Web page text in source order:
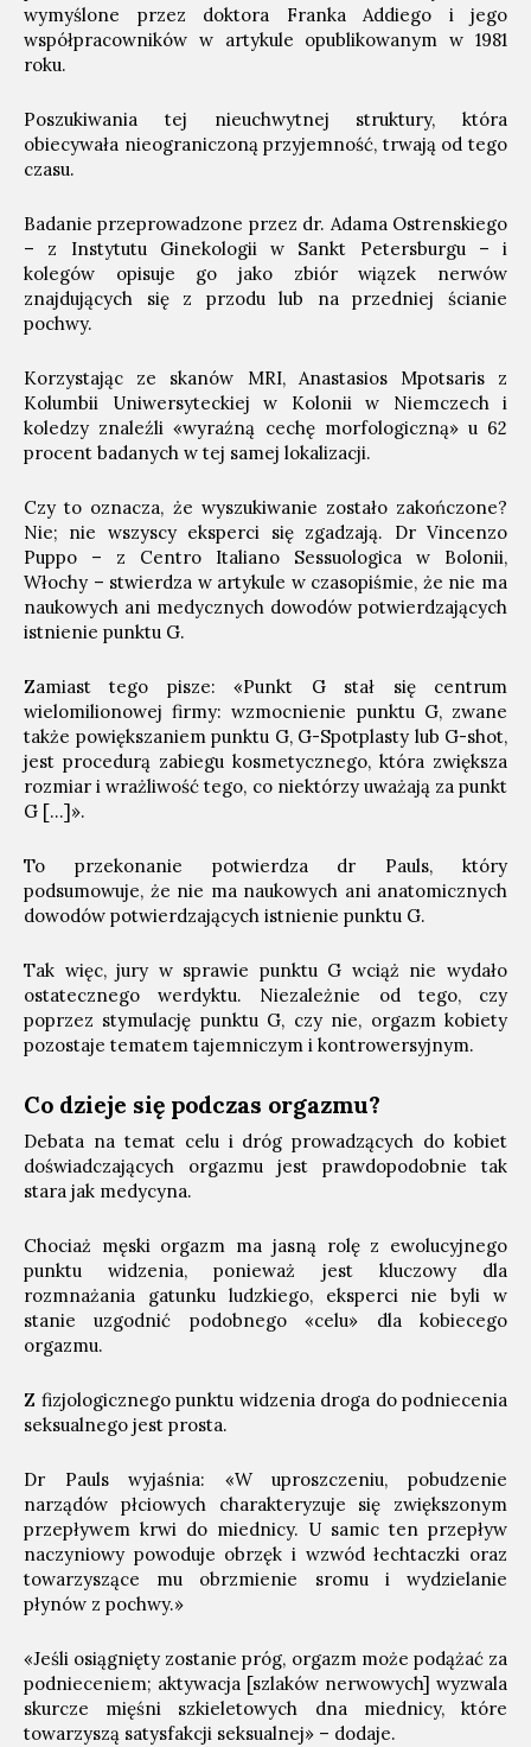
wymyślone przez doktora Franka Addiego i jego
współpracowników w artykule opublikowanym w 1981
roku.
Poszukiwania tej nieuchwytnej struktury, która
obiecywała nieograniczoną przyjemność, trwają od tego
czasu.
Badanie przeprowadzone przez dr. Adama Ostrenskiego
– z Instytutu Ginekologii w Sankt Petersburgu – i
kolegów opisuje go jako zbiór wiązek nerwów
znajdujących się z przodu lub na przedniej ścianie
pochwy.
Korzystając ze skanów MRI, Anastasios Mpotsaris z
Kolumbii Uniwersyteckiej w Kolonii w Niemczech i
koledzy znaleźli «wyraźną cechę morfologiczną» u 62
procent badanych w tej samej lokalizacji.
Czy to oznacza, że ​​wyszukiwanie zostało zakończone?
Nie; nie wszyscy eksperci się zgadzają. Dr Vincenzo
Puppo – z Centro Italiano Sessuologica w Bolonii,
Włochy – stwierdza w artykule w czasopiśmie, że nie ma
naukowych ani medycznych dowodów potwierdzających
istnienie punktu G.
Zamiast tego pisze: «Punkt G stał się centrum
wielomilionowej firmy: wzmocnienie punktu G, zwane
także powiększaniem punktu G, G-Spotplasty lub G-shot,
jest procedurą zabiegu kosmetycznego, która zwiększa
rozmiar i wrażliwość tego, co niektórzy uważają za punkt
G […]».
To przekonanie potwierdza dr Pauls, który
podsumowuje, że nie ma naukowych ani anatomicznych
dowodów potwierdzających istnienie punktu G.
Tak więc, jury w sprawie punktu G wciąż nie wydało
ostatecznego werdyktu. Niezależnie od tego, czy
poprzez stymulację punktu G, czy nie, orgazm kobiety
pozostaje tematem tajemniczym i kontrowersyjnym.
Co dzieje się podczas orgazmu?
Debata na temat celu i dróg prowadzących do kobiet
doświadczających orgazmu jest prawdopodobnie tak
stara jak medycyna.
Chociaż męski orgazm ma jasną rolę z ewolucyjnego
punktu widzenia, ponieważ jest kluczowy dla
rozmnażania gatunku ludzkiego, eksperci nie byli w
stanie uzgodnić podobnego «celu» dla kobiecego
orgazmu.
Z fizjologicznego punktu widzenia droga do podniecenia
seksualnego jest prosta.
Dr Pauls wyjaśnia: «W uproszczeniu, pobudzenie
narządów płciowych charakteryzuje się zwiększonym
przepływem krwi do miednicy. U samic ten przepływ
naczyniowy powoduje obrzęk i wzwód łechtaczki oraz
towarzyszące mu obrzmienie sromu i wydzielanie
płynów z pochwy.»
«Jeśli osiągnięty zostanie próg, orgazm może podążać za
podnieceniem; aktywacja [szlaków nerwowych] wyzwala
skurcze mięśni szkieletowych dna miednicy, które
towarzyszą satysfakcji seksualnej» – dodaje.